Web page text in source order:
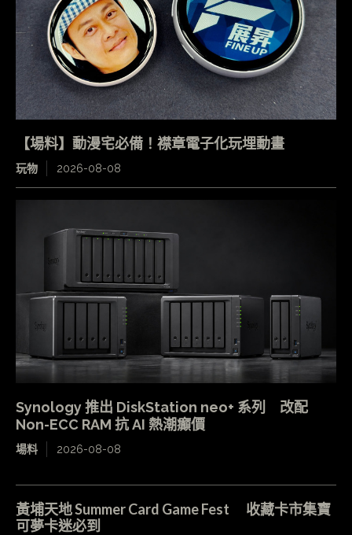
【場料】動漫宅必備！襟章電子化玩埋動畫
玩物 2026-08-08
Synology 推出 DiskStation neo+ 系列 改配
Non-ECC RAM 抗 AI 熱潮癲價
場料 2026-08-08
黃埔天地 Summer Card Game Fest 收藏卡市集寶
可夢卡迷必到